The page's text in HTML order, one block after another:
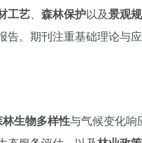
工艺、 森林保护以及景观
。期刊注重基础理论与
林生物多样性与气候变化响